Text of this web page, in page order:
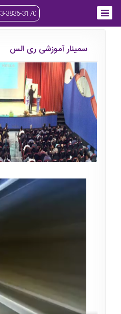
3836-3170
سمینار آموزشی ری الس